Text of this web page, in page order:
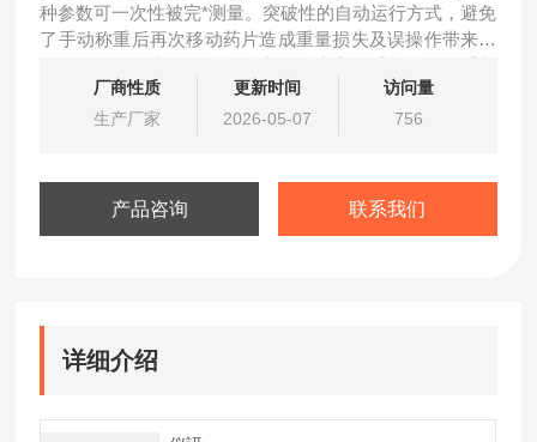
种参数可一次性被完*测量。突破性的自动运行方式，避免
了手动称重后再次移动药片造成重量损失及误操作带来的
定义了片剂物理参数检测的解决方案。
厂商性质
生产厂家
更新时间
2026-05-07
访问量
756
产品咨询 联系我们
详细介绍